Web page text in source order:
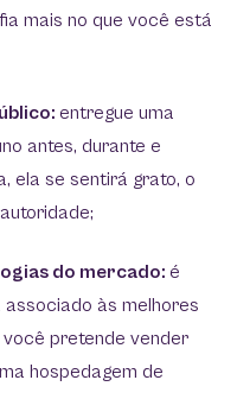
mais no que você está
entregue uma
antes, durante e
ela se sentirá grato, o
do mercado: é
às melhores
pretende vender
hospedagem de